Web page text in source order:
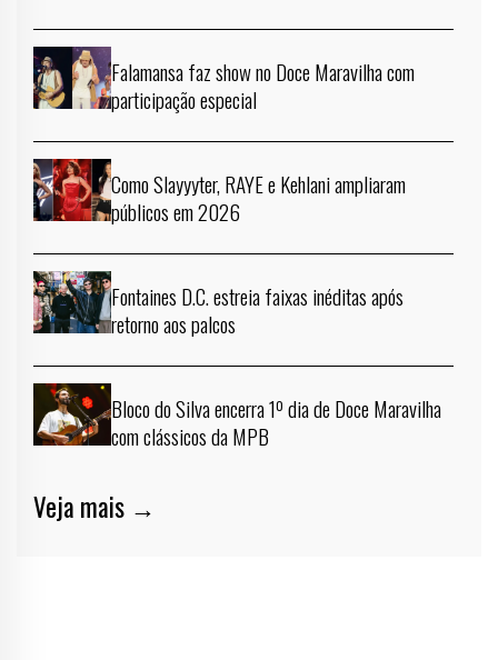
Falamansa faz show no Doce Maravilha com
participação especial
Como Slayyyter, RAYE e Kehlani ampliaram
públicos em 2026
Fontaines D.C. estreia faixas inéditas após
retorno aos palcos
Bloco do Silva encerra 1º dia de Doce Maravilha
com clássicos da MPB
Veja mais →